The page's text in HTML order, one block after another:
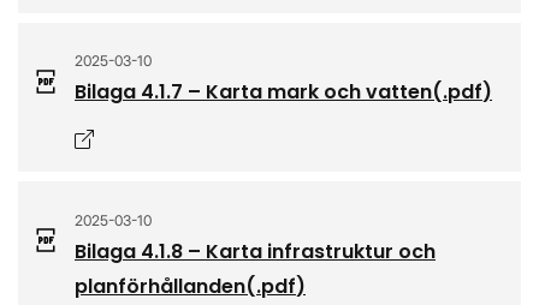
2025-03-10
Bilaga 4.1.7 – Karta mark och vatten(.pdf)
2025-03-10
Bilaga 4.1.8 – Karta infrastruktur och
planförhållanden(.pdf)